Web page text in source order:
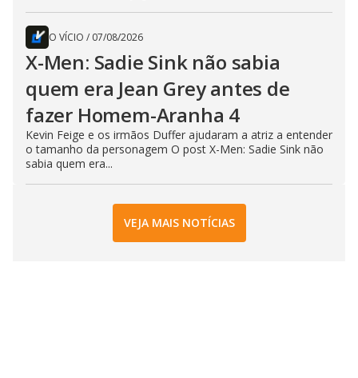
O VÍCIO / 07/08/2026
X-Men: Sadie Sink não sabia
quem era Jean Grey antes de
fazer Homem-Aranha 4
Kevin Feige e os irmãos Duffer ajudaram a atriz a entender
o tamanho da personagem O post X-Men: Sadie Sink não
sabia quem era...
VEJA MAIS NOTÍCIAS